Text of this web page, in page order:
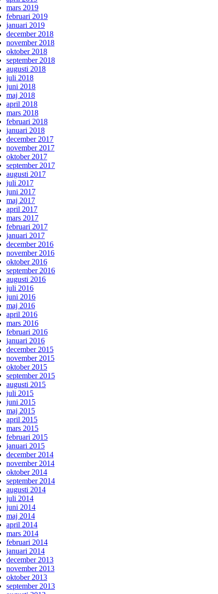
mars 2019
februari 2019
januari 2019
december 2018
november 2018
oktober 2018
september 2018
augusti 2018
juli 2018
juni 2018
maj 2018
april 2018
mars 2018
februari 2018
januari 2018
december 2017
november 2017
oktober 2017
september 2017
augusti 2017
juli 2017
juni 2017
maj 2017
april 2017
mars 2017
februari 2017
januari 2017
december 2016
november 2016
oktober 2016
september 2016
augusti 2016
juli 2016
juni 2016
maj 2016
april 2016
mars 2016
februari 2016
januari 2016
december 2015
november 2015
oktober 2015
september 2015
augusti 2015
juli 2015
juni 2015
maj 2015
april 2015
mars 2015
februari 2015
januari 2015
december 2014
november 2014
oktober 2014
september 2014
augusti 2014
juli 2014
juni 2014
maj 2014
april 2014
mars 2014
februari 2014
januari 2014
december 2013
november 2013
oktober 2013
september 2013